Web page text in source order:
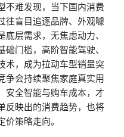
不难发现，当下国内消费
往盲目追逐品牌、外观噱
层需求，无焦虑动力、
门槛，高阶智能驾驶、
术，成为拉动车型销量突
争会持续聚焦家庭真实用
安全智能与购车成本，才
反映出的消费趋势，也将
策略走向。